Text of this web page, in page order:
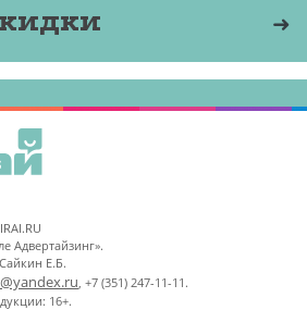
Адвертайзинг».
Е.Б.
, +7 (351) 247-11-11.
16+.